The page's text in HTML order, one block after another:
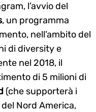
l’avvio del
, un programma
nell’ambito del
di diversity e
nel 2018, il
di 5 milioni di
(che supporterà i
Nord America,